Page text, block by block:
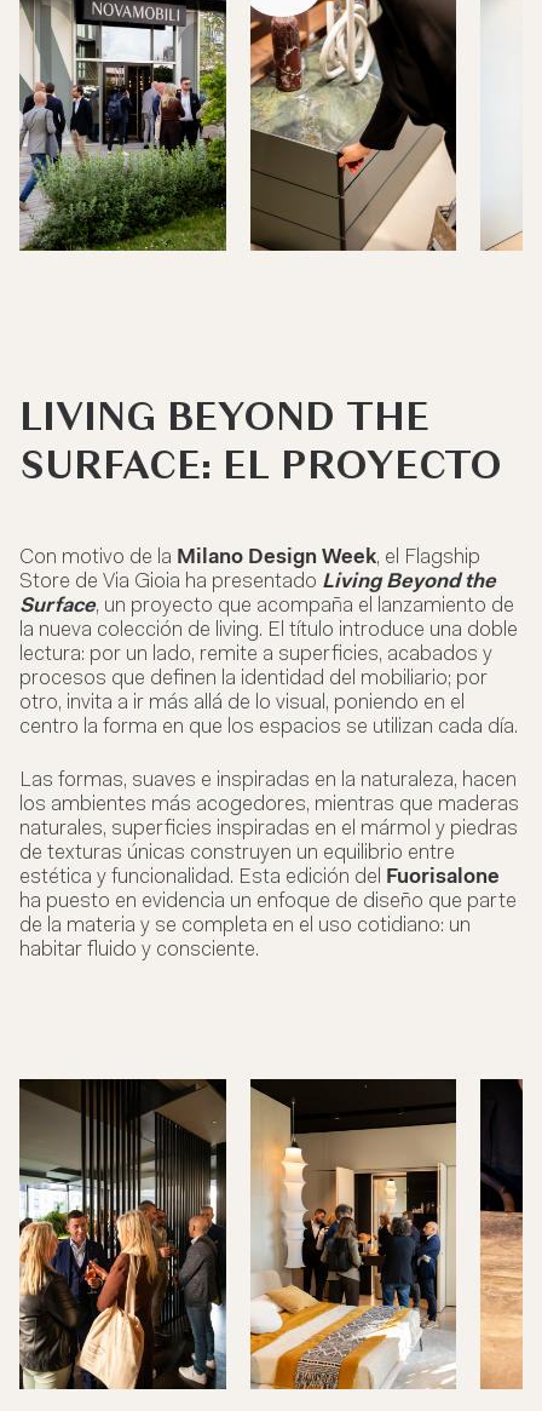
LIVING BEYOND THE
SURFACE: EL PROYECTO
Con motivo de la Milano Design Week, el Flagship
Store de Via Gioia ha presentado Living Beyond the
Surface, un proyecto que acompaña el lanzamiento de
la nueva colección de living. El título introduce una doble
lectura: por un lado, remite a superficies, acabados y
procesos que definen la identidad del mobiliario; por
otro, invita a ir más allá de lo visual, poniendo en el
centro la forma en que los espacios se utilizan cada día.
Las formas, suaves e inspiradas en la naturaleza, hacen
los ambientes más acogedores, mientras que maderas
naturales, superficies inspiradas en el mármol y piedras
de texturas únicas construyen un equilibrio entre
estética y funcionalidad. Esta edición del
Fuorisalone
ha puesto en evidencia un enfoque de diseño que parte
de la materia y se completa en el uso cotidiano: un
habitar fluido y consciente.